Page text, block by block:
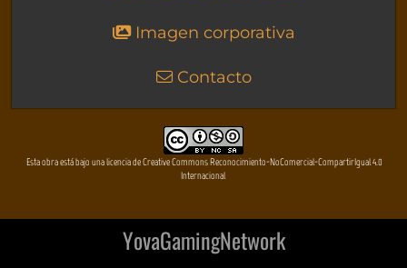
Imagen corporativa
Contacto
Esta obra está bajo una licencia de Creative Commons Reconocimiento-NoComercial-CompartirIgual 4.0
Internacional
YovaGamingNetwork